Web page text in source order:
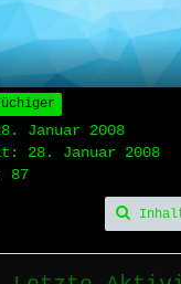
Januar 2008
28. Januar 2008
87